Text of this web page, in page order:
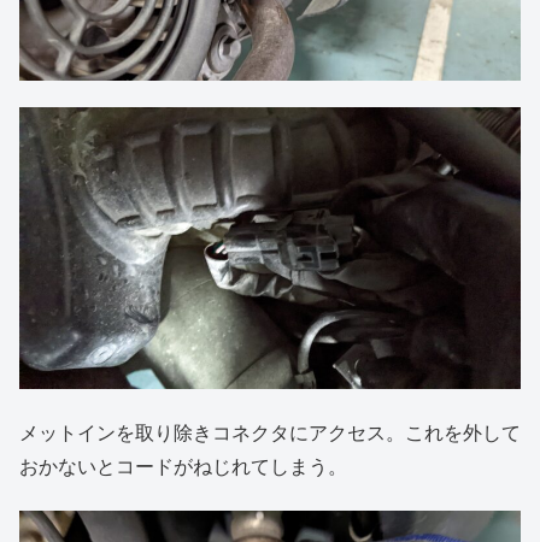
メットインを取り除きコネクタにアクセス。これを外して
おかないとコードがねじれてしまう。